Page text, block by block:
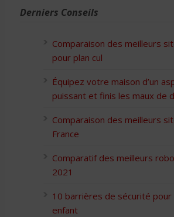
Derniers Conseils
Comparaison des meilleurs
pour plan cul
Équipez votre maison d’un
puissant et finis les maux de
Comparaison des meilleurs
France
Comparatif des meilleurs
2021
10 barrières de sécurité
enfant